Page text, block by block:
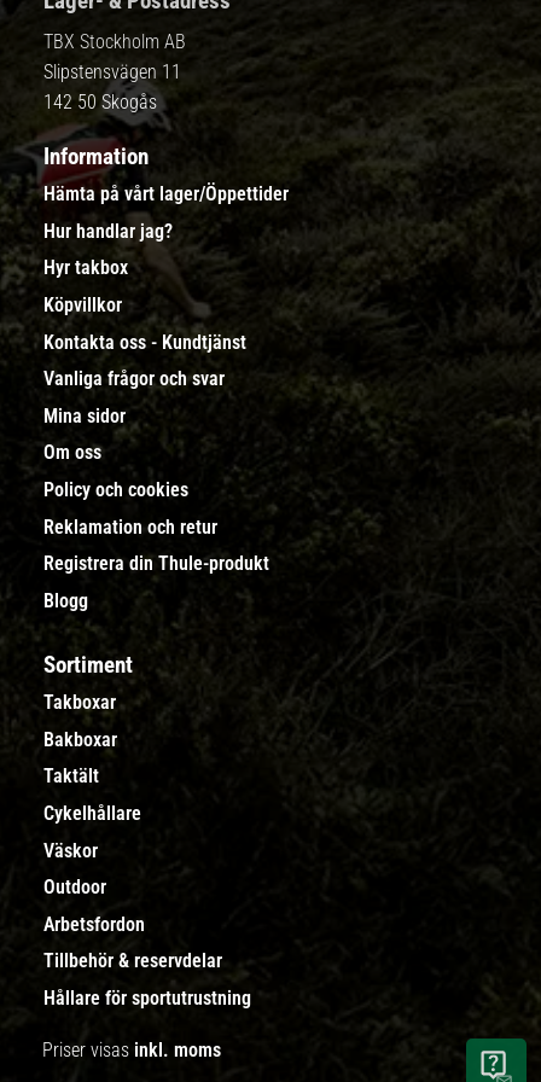
TBX Stockholm AB
Slipstensvägen 11
142 50 Skogås
Information
Hämta på vårt lager/Öppettider
Hur handlar jag?
Hyr takbox
Köpvillkor
Kontakta oss - Kundtjänst
Vanliga frågor och svar
Mina sidor
Om oss
Policy och cookies
Reklamation och retur
Registrera din Thule-produkt
Blogg
Sortiment
Takboxar
Bakboxar
Taktält
Cykelhållare
Väskor
Outdoor
Arbetsfordon
Tillbehör & reservdelar
Hållare för sportutrustning
Priser visas inkl. moms